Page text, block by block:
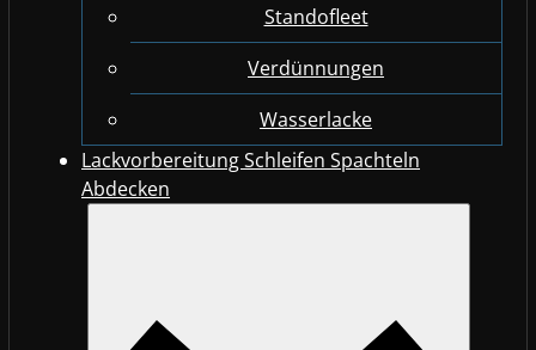
Standofleet
Verdünnungen
Wasserlacke
Lackvorbereitung Schleifen Spachteln
Abdecken